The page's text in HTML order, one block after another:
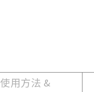
使用方法 &